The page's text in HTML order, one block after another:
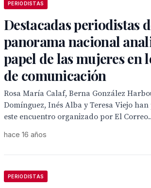
PERIODISTAS
Destacadas periodistas
panorama nacional
papel de las mujeres en
de comunicación
Rosa María Calaf, Berna González
Domínguez, Inés Alba y Teresa Viejo
este encuentro organizado por El
hace 16 años
PERIODISTAS